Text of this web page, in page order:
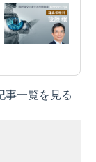
事一覧を見る